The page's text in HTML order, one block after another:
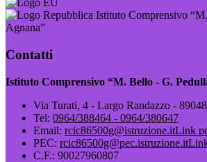
Istituto Comprensivo
Agnana”
Contatti
Istituto Comprensivo “M. Bello - G.
Via Turati, 4 - Largo Randazzo -
Tel: 0964/388464 - 0964/380647
Email: rcic86500g@istruzione.itLink
PEC: rcic86500g@pec.istruzione.it
C.F.: 90027960807